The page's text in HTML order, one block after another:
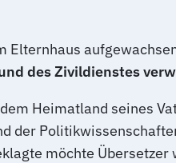
des Zivildienstes
Heimatland seines
der
möchte Übersetzer